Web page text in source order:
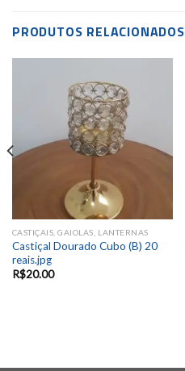
PRODUTOS RELACIONADOS
CASTIÇAIS, GAIOLAS, LANTERNAS
Castiçal Dourado Cubo (B) 20
reais.jpg
R$20.00